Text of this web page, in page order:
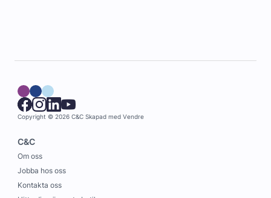
Copyright © 2026 C&C Skapad med Vendre
C&C
Om oss
Jobba hos oss
Kontakta oss